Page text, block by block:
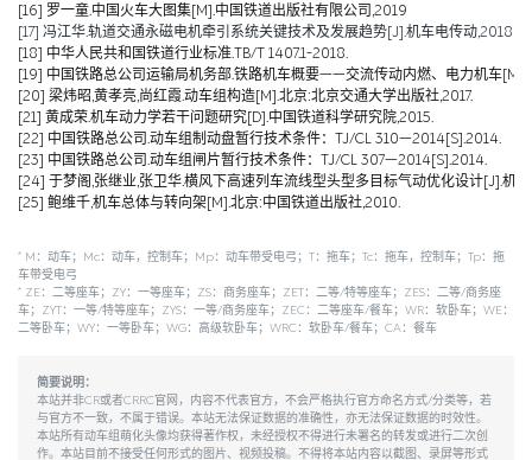
[16] 罗一童.中国火车大图集[M].中国铁道出版社有限公司,2019
[17] 冯江华.轨道交通永磁电机牵引系统关键技术及发展趋势[J].机车电传动
[18] 中华人民共和国铁道行业标准.TB/T 1407.1-2018.
[19] 中国铁路总公司运输局机务部.铁路机车概要——交流传动内燃、电力机车[M].
[20] 梁炜昭,黄孝亮,尚红霞.动车组构造[M].北京:北京交通大学出版社,2017.
[21] 黄成荣.机车动力学若干问题研究[D].中国铁道科学研究院,2015.
[22] 中国铁路总公司.动车组制动盘暂行技术条件：TJ/CL 310—2014[S].2014.
[23] 中国铁路总公司.动车组闸片暂行技术条件：TJ/CL 307—2014[S].2014.
[24] 于梦阁,张继业,张卫华.横风下高速列车流线型头型多目标气动优化设计[J].机
[25] 鲍维千,机车总体与转向架[M].北京:中国铁道出版社,2010.
* M：动车；Mc：动车，控制车；Mp：动车带受电弓；T：拖车；Tc：拖车，控制车；Tp：拖
车带受电弓
* ZE：二等座车；ZY：一等座车；ZS：商务座车；ZET：二等/特等座车；ZES：二等/商务座
车；ZYT：一等/特等座车；ZYS：一等/商务座车；ZEC：二等座车/餐车；WR：软卧车；WE：
二等卧车；WY：一等卧车；WG：高级软卧车；WRC：软卧车/餐车；CA：餐车
简要说明：
本站并非CR或者CRRC官网，内容不代表官方，不会严格执行官方命名方式/分类等，若
与官方不一致，不属于错误。本站无法保证数据的准确性，亦无法保证数据的时效性。
本站所有动车组萌化头像均获得著作权，未经授权不得进行未署名的转发或进行二次创
作。本站目前不接受任何形式的图片、视频投稿。不得将本站内容以截图、录屏等形式